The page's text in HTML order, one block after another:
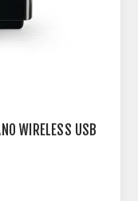
WIRELESS USB